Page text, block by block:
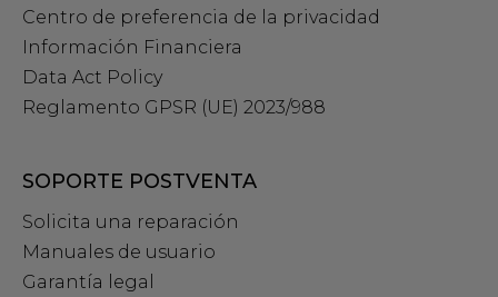
Centro de preferencia de la privacidad
Información Financiera
Data Act Policy
Reglamento GPSR (UE) 2023/988
SOPORTE POSTVENTA
Solicita una reparación
Manuales de usuario
Garantía legal